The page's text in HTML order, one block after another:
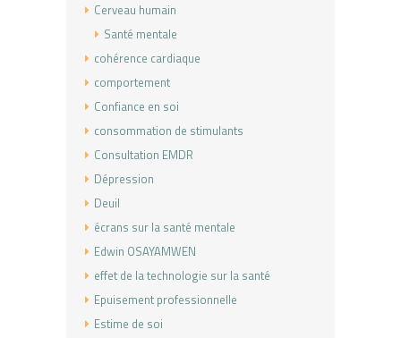
Cerveau humain
Santé mentale
cohérence cardiaque
comportement
Confiance en soi
consommation de stimulants
Consultation EMDR
Dépression
Deuil
écrans sur la santé mentale
Edwin OSAYAMWEN
effet de la technologie sur la santé
Epuisement professionnelle
Estime de soi